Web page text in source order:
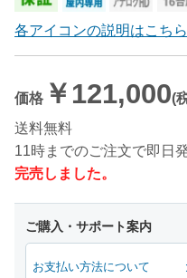
各アイコンの説明はこちら
価格 ￥121,000(
送料無料
11時までのご注文で即日
完売しました。
お支払い方法について